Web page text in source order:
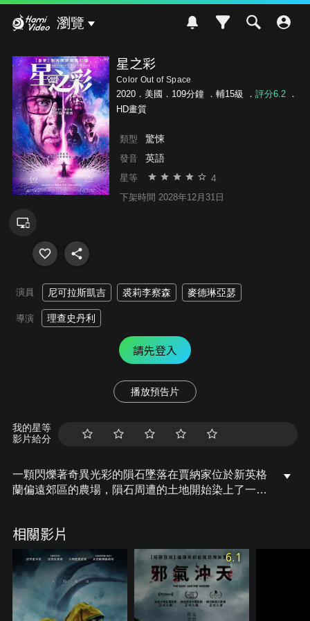
瀏覽
星之彩
Color Out of Space
2020．美國．109分鐘 ． 輔15級 ． 評分6.2．
HD畫質
類型 驚悚
發音 英語
星等 4
下架時間 2028年12月31日
演員 尼可拉斯凱吉 裘莉李察森 麥德琳亞瑟
導演 理查史丹利
請先登入
播放預告片
我的星等
影片給分
一顆閃爍著奇異光彩的隕石墜落在賈納家位於新英格
蘭偏遠郊區的農場，隕石周遭的土地開始染上了一種
改變週遭的一切，飲水出現奇異的油亮光彩、農作物
異常生長、牲畜開始在夜裡發光，超乎常理的異變也
讓時間失去了秩序，最終開始影響到賈納一家人……
相關影片
6.1